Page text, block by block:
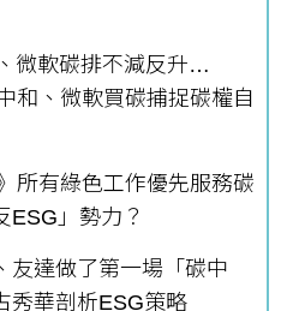
微軟碳排不減反升…
和、微軟買碳捕捉碳權自
所有綠色工作優先服務碳
ESG」勢力？
友達做了第一場「碳中
秀華剖析ESG策略